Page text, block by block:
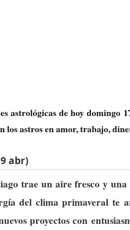
astrológicas de hoy domingo
los astros en amor, trabajo,
abr)
trae un aire fresco y
del clima primaveral te
proyectos con